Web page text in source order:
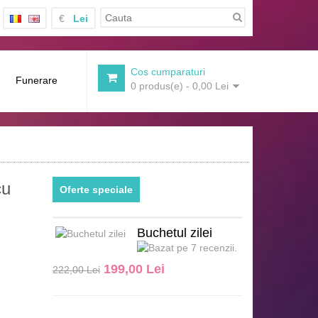
€ Lei
Funerare
Cos cumparaturi
0 produs(e) - 0,00 Lei
Oferte speciale
Buchetul zilei
222,00 Lei 199,00 Lei